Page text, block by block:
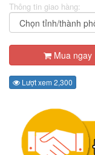
Thông tin giao hàng:
Mua ngay
Lượt xem 2,300